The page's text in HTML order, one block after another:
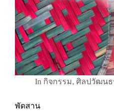
In กิจกรรม,ศิลปวัฒนธ
พัดสาน